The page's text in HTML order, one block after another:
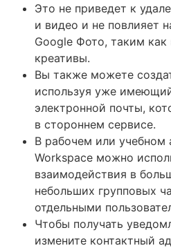
Это не приведет к
и видео и не повлияет
Google Фото, таким
креативы.
Вы также можете
используя уже
электронной почты,
в стороннем сервисе.
В рабочем или учебном
Workspace можно
взаимодействия в
небольших групповых
отдельными
Чтобы получать
измените контактный